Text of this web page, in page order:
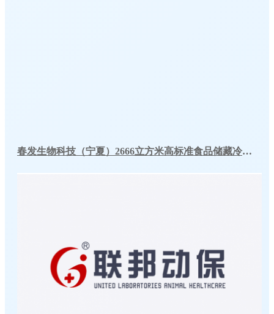
春发生物科技（宁夏）2666立方米高标准食品储藏冷库工程案例